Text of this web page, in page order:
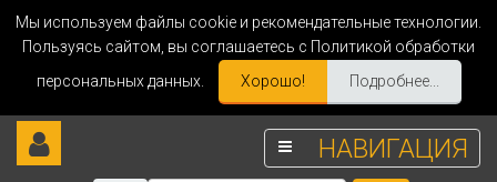
Мы используем файлы cookie и рекомендательные технологии.
Пользуясь сайтом, вы соглашаетесь с Политикой обработки
персональных данных.
Хорошо! Подробнее...
НАВИГАЦИЯ